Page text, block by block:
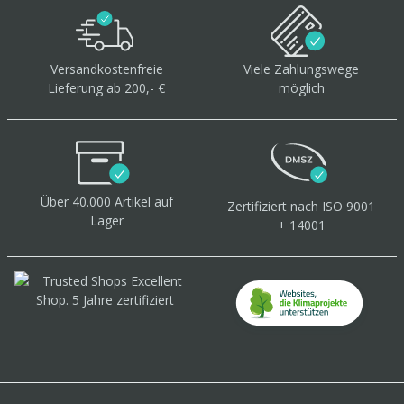
Versandkostenfreie
Lieferung ab 200,- €
Viele Zahlungswege
möglich
Über 40.000 Artikel auf
Lager
Zertifiziert nach ISO 9001
+ 14001